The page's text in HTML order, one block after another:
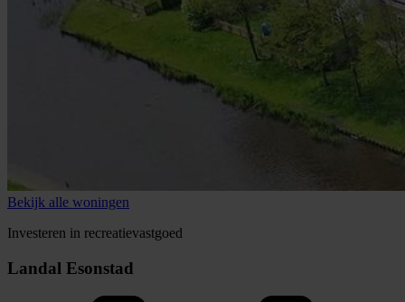
Bekijk alle woningen
Investeren in recreatievastgoed
Landal Esonstad